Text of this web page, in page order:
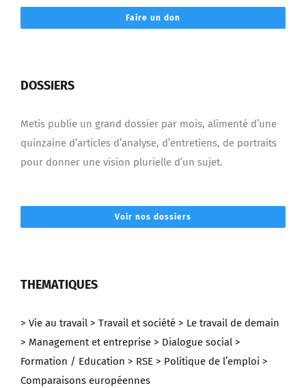
Faire un don
DOSSIERS
Metis publie un grand dossier par mois, alimenté d’une
quinzaine d’articles d’analyse, d’entretiens, de portraits
pour donner une vision plurielle d’un sujet.
Voir nos dossiers
THEMATIQUES
> Vie au travail > Travail et société > Le travail de demain
> Management et entreprise > Dialogue social >
Formation / Education > RSE > Politique de l’emploi >
Comparaisons européennes